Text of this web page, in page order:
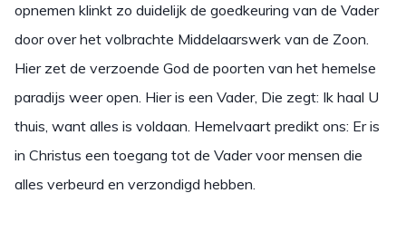
opnemen klinkt zo duidelijk de goedkeuring van de Vader
door over het volbrachte Middelaarswerk van de Zoon.
Hier zet de verzoende God de poorten van het hemelse
paradijs weer open. Hier is een Vader, Die zegt: Ik haal U
thuis, want alles is voldaan. Hemelvaart predikt ons: Er is
in Christus een toegang tot de Vader voor mensen die
alles verbeurd en verzondigd hebben.